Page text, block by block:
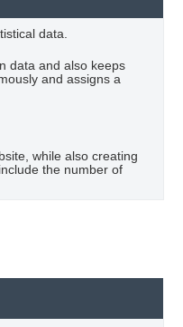
data.
data and also keeps
and assigns a
while also creating
the number of